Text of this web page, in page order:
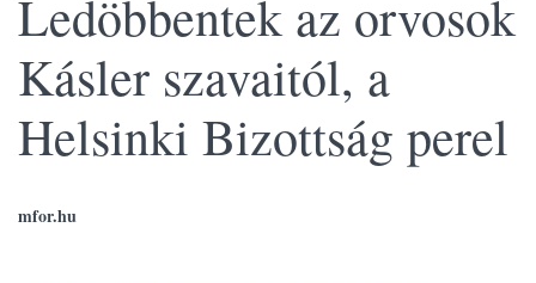
Ledöbbentek az orvosok
Kásler szavaitól, a
Helsinki Bizottság perel
mfor.hu